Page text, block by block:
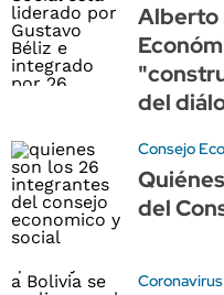
Alberto
del
Consejo
del
Coronavirus